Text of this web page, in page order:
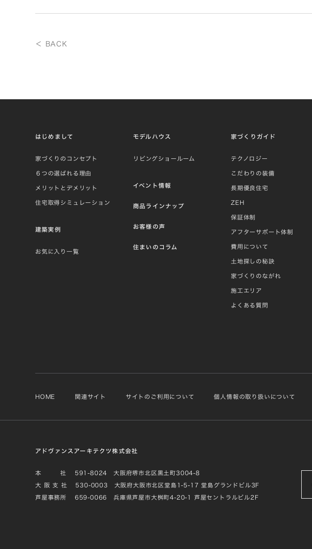
＜ BACK
はじめまして
家づくりのコンセプト
６つの選ばれる理由
メリットとデメリット
住宅取得シミュレーション
建築実例
お気に入り一覧
モデルハウス
リビングショールーム
イベント情報
商品ラインナップ
お客様の声
住まいのコラム
家づくりガイド
テクノロジー
こだわりの装備
長期優良住宅
ZEH
保証体制
アフターサポート体制
費用について
土地探しの秘訣
家づくりのながれ
施工エリア
よくある質問
HOME 関連サイト サイトのご利用について 個人情報の取り扱いについて
アドヴァンスアーキテクツ株式会社
本 社 591-8024 大阪府堺市北区黒土町3004-8
大 阪 支 社 530-0003 大阪府大阪市北区堂島1-5-17 堂島グランドビル3F
芦屋事務所 659-0066 兵庫県芦屋市大桝町4-20-1 芦屋セントラルビル2F